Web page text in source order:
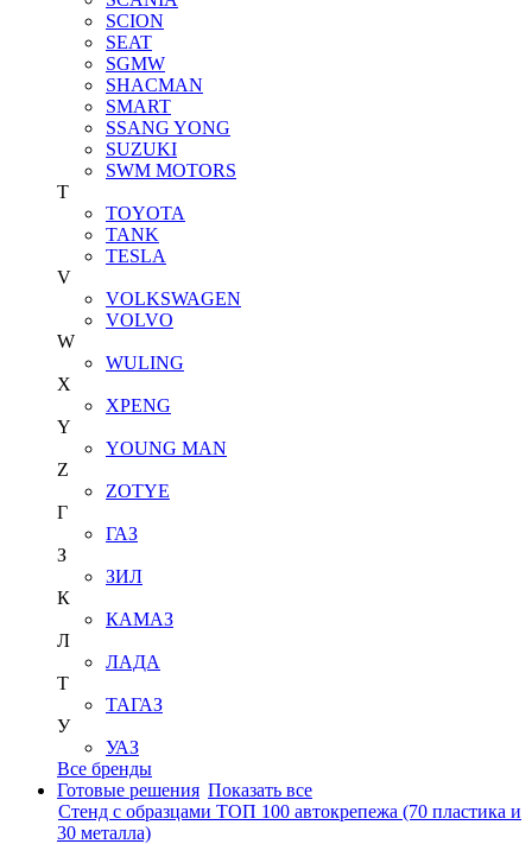
SCION
SEAT
SGMW
SHACMAN
SMART
SSANG YONG
SUZUKI
SWM MOTORS
T
TOYOTA
TANK
TESLA
V
VOLKSWAGEN
VOLVO
W
WULING
X
XPENG
Y
YOUNG MAN
Z
ZOTYE
Г
ГАЗ
З
ЗИЛ
К
КАМАЗ
Л
ЛАДА
Т
ТАГАЗ
У
УАЗ
Все бренды
Готовые решения Показать все
Стенд с образцами ТОП 100 автокрепежа (70 пластика и
30 металла)